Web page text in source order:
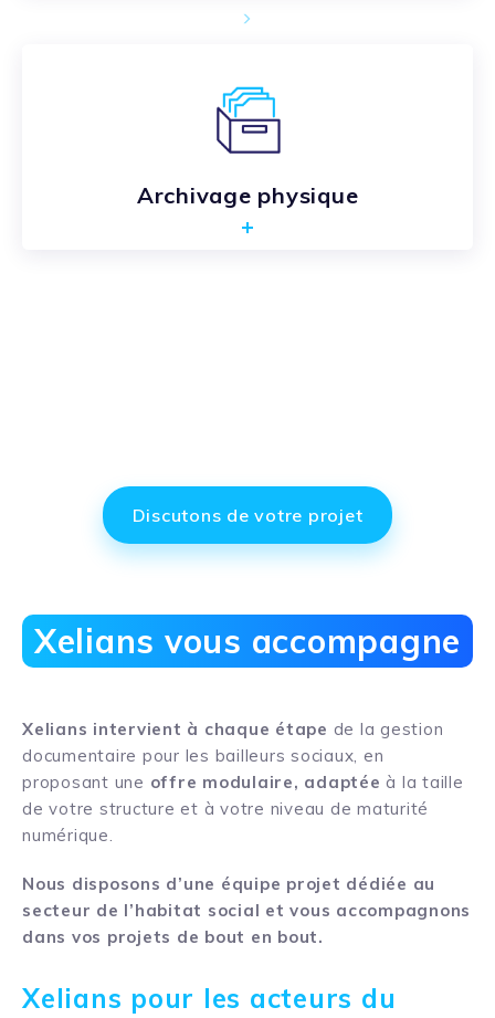
Archivage physique
Discutons de votre projet
Xelians vous accompagne
Xelians intervient à chaque étape de la gestion
documentaire pour les bailleurs sociaux, en
proposant une offre modulaire, adaptée à la taille
de votre structure et à votre niveau de maturité
numérique.
Nous disposons d’une équipe projet dédiée au
secteur de l’habitat social et vous accompagnons
dans vos projets de bout en bout.
Xelians pour les acteurs du